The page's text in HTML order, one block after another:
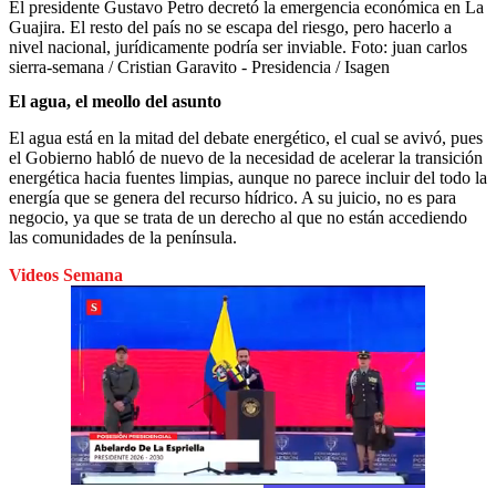
El presidente Gustavo Petro decretó la emergencia económica en La
Guajira. El resto del país no se escapa del riesgo, pero hacerlo a
nivel nacional, jurídicamente podría ser inviable. Foto: juan carlos
sierra-semana / Cristian Garavito - Presidencia / Isagen
El agua, el meollo del asunto
El agua está en la mitad del debate energético, el cual se avivó, pues
el Gobierno habló de nuevo de la necesidad de acelerar la transición
energética hacia fuentes limpias, aunque no parece incluir del todo la
energía que se genera del recurso hídrico. A su juicio, no es para
negocio, ya que se trata de un derecho al que no están accediendo
las comunidades de la península.
Videos Semana